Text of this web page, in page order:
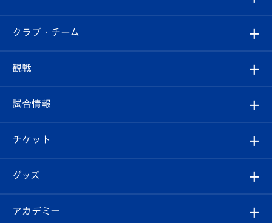
すべて
クラブ
試合情報
チケット
イベント
クラブ・チーム
クラブ概要
エンブレム紹介
スタッフプロフィール
観戦
観戦ルール
はじめての観戦ガイド
Revive Team
試合情報
試合日程/結果
フォトギャラリー
チケット
チケット
グッズ
オンラインショップ
アカデミー